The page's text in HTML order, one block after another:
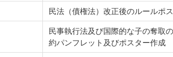
民法（債権法）改正後のルールポ
民事執行法及び国際的な子の奪取
約パンフレット及びポスター作成